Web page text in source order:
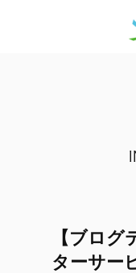
【ブログ
ターサー